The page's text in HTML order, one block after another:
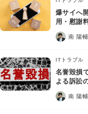
IT・ネット
資金調達
企業法務
爆サイへ
用・慰謝
南 陽輔
ITトラブル
名誉毀損
よる訴訟
南 陽輔